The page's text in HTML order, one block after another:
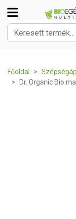
Főoldal
Dr. Organic Bio